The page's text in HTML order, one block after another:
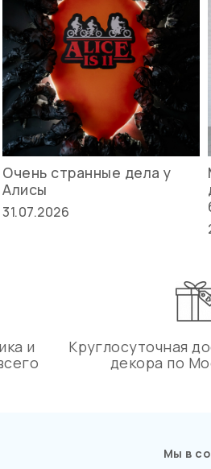
Очень странные дела у
Алисы
31.07.2026
и
Круглосуточная
декора по
Мы в